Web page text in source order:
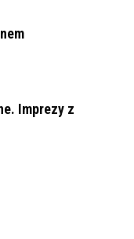
Imprezy z